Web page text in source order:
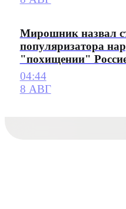
Мирошник назвал
популяризатора
"похищении"
04:44
8 АВГ